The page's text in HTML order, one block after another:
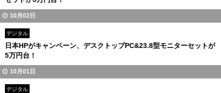
10月02日
デジタル
日本HPがキャンペーン、デスクトップPC&23.8型モニターセットが
5万円台！
10月01日
デジタル